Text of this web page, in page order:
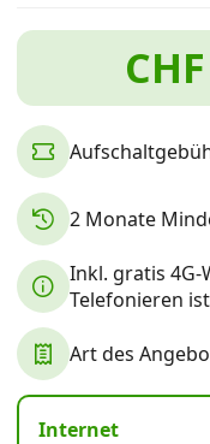
Aktionen
News
Forum
Über uns
Datenschutz
2 Monate
Inkl. gratis 4G-
Telefonieren
Art des
Internet